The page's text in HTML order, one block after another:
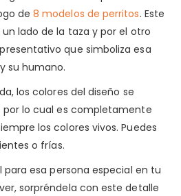
de8 modelos de perritos. Este
lado de la taza y por el otro
que simboliza esa
su humano.
los colores del diseño se
lo cual es completamente
los colores vivos. Puedes
o frías.
para esa persona especial en tu
sorpréndela con este detalle